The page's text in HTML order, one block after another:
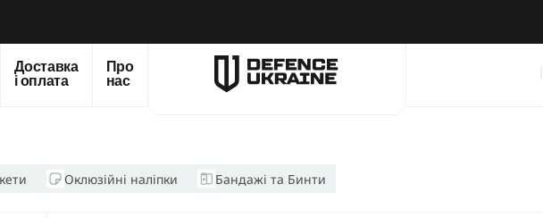
Доставка
і оплата
Про
нас
Оклюзійні наліпки Бандажі та Бинти